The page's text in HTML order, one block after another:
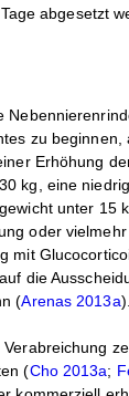
abgesetzt
zu
Erhöhung
kg, eine
unter 15
oder
die
(Arenas 2013a).
(Cho 2013a;